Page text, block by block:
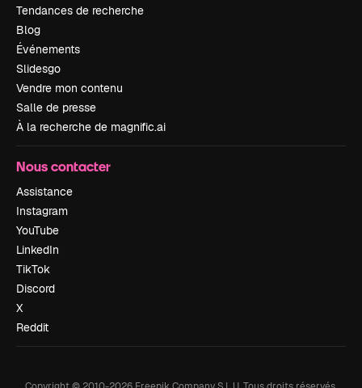
Tendances de recherche
Blog
Événements
Slidesgo
Vendre mon contenu
Salle de presse
À la recherche de magnific.ai
Nous contacter
Assistance
Instagram
YouTube
LinkedIn
TikTok
Discord
X
Reddit